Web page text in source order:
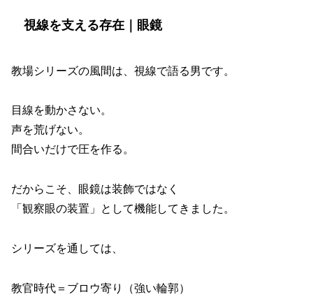
視線を支える存在｜眼鏡
教場シリーズの風間は、視線で語る男です。
目線を動かさない。
声を荒げない。
間合いだけで圧を作る。
だからこそ、眼鏡は装飾ではなく
「観察眼の装置」として機能してきました。
シリーズを通しては、
教官時代＝ブロウ寄り（強い輪郭）